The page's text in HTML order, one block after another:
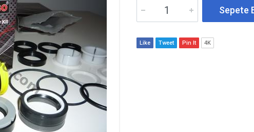
Sepete
Like Tweet Pin It 4K